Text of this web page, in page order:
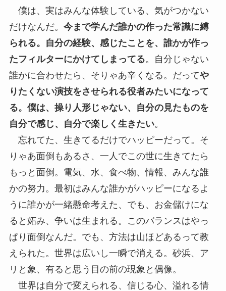
僕は、実はみんな体験している、気がつかない
だけなんだ。 今まで学んだ誰かの作った常識に縛
られる。自分の経験、感じたことを、誰かが作っ
たフィルターにかけてしまってる。自分じゃない
誰かに合わせたら、そりゃあ辛くなる。だってや
りたくない演技をさせられる役者みたいになって
る。僕は、操り人形じゃない、自分の見たものを
自分で感じ、自分で楽しく生きたい。
忘れてた、生きてるだけでハッピーだって。そ
りゃあ面倒もあるさ、一人でこの世に生きてたら
もっと面倒。電気、水、食べ物、情報、みんな誰
かの努力。最初はみんな誰かがハッピーになるよ
うに誰かが一緒懸命考えた、でも、お金儲けにな
ると妬み、争いは生まれる。このバランスはやっ
ぱり面倒なんだ。でも、方法は山ほどあるって教
えられた。世界は広いし一瞬で消える。砂浜、ア
リと象、有ると思う目の前の現象と偶像。
世界は自分で変えられる、信じる心、溢れる情